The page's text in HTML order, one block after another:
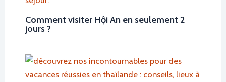
Comment visiter Hội An en seulement 2
jours ?